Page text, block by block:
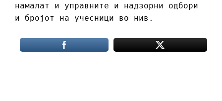
намалат и управните и надзорни одбори
и бројот на учесници во нив.